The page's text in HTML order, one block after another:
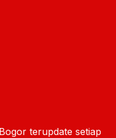
terupdate setiap